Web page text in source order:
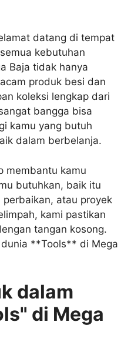
datang di tempat
kebutuhan
Baja tidak hanya
produk besi dan
koleksi lengkap dari
bangga bisa
kamu yang butuh
dalam berbelanja.
membantu kamu
butuhkan, baik itu
atau proyek
kami pastikan
tangan kosong.
**Tools** di Mega
dalam
di Mega